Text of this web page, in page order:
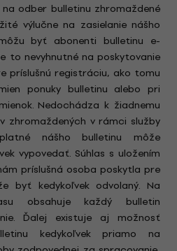
odber bulletinu zhromaždené
výlučne na zasielanie nášho
byť abonenti bulletinu e-
to nevyhnutné na poskytovanie
príslušnú registráciu, ako tomu
ponuky bulletinu alebo pri
Nedochádza k žiadnemu
zhromaždených v rámci služby
nášho bulletinu môže
vypovedať. Súhlas s uložením
príslušná osoba poskytla pre
byť kedykoľvek odvolaný. Na
obsahuje každý bulletin
Ďalej existuje aj možnosť
kedykoľvek priamo na